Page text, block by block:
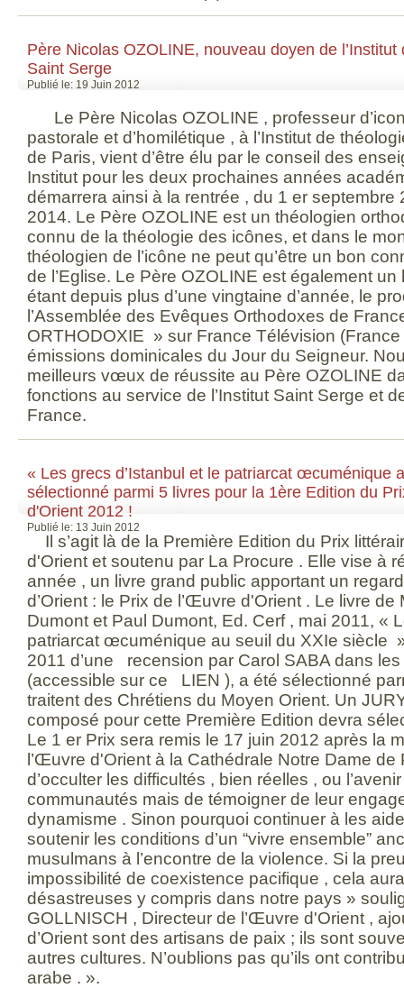
Père Nicolas OZOLINE, nouveau doyen de
Saint Serge
Publié le: 19 Juin 2012
Le Père Nicolas OZOLINE , professeur
pastorale et d’homilétique , à l’Institut de
de Paris, vient d’être élu par le conseil des
Institut pour les deux prochaines années
démarrera ainsi à la rentrée , du 1 er septembre
2014. Le Père OZOLINE est un théologien
connu de la théologie des icônes, et dans le
théologien de l’icône ne peut qu’être un bon
de l’Eglise. Le Père OZOLINE est également
étant depuis plus d’une vingtaine d’année, le
l’Assemblée des Evêques Orthodoxes de
ORTHODOXIE » sur France Télévision
émissions dominicales du Jour du Seigneur.
meilleurs vœux de réussite au Père OZOLINE
fonctions au service de l’Institut Saint Serge et
France.
« Les grecs d’Istanbul et le patriarcat œcuménique
sélectionné parmi 5 livres pour la 1ère Edition du
d'Orient 2012 !
Publié le: 13 Juin 2012
Il s’agit là de la Première Edition du Prix
d'Orient et soutenu par La Procure . Elle vise à
année , un livre grand public apportant un
d’Orient : le Prix de l’Œuvre d'Orient . Le livre
Dumont et Paul Dumont, Ed. Cerf , mai 2011, «
patriarcat œcuménique au seuil du XXIe siècle
2011 d’une recension par Carol SABA dans
(accessible sur ce LIEN ), a été sélectionné
traitent des Chrétiens du Moyen Orient. Un
composé pour cette Première Edition devra
Le 1 er Prix sera remis le 17 juin 2012 après la
l’Œuvre d'Orient à la Cathédrale Notre Dame de
d’occulter les difficultés , bien réelles , ou
communautés mais de témoigner de leur
dynamisme . Sinon pourquoi continuer à les
soutenir les conditions d’un “vivre ensemble”
musulmans à l’encontre de la violence. Si la
impossibilité de coexistence pacifique , cela
désastreuses y compris dans notre pays »
GOLLNISCH , Directeur de l’Œuvre d'Orient ,
d’Orient sont des artisans de paix ; ils sont
autres cultures. N’oublions pas qu’ils ont
arabe . ».